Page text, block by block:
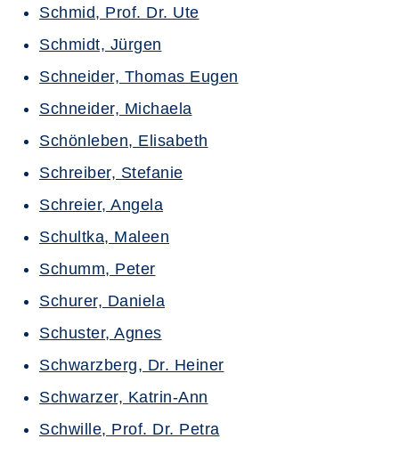
Schmid, Prof. Dr. Ute
Schmidt, Jürgen
Schneider, Thomas Eugen
Schneider, Michaela
Schönleben, Elisabeth
Schreiber, Stefanie
Schreier, Angela
Schultka, Maleen
Schumm, Peter
Schurer, Daniela
Schuster, Agnes
Schwarzberg, Dr. Heiner
Schwarzer, Katrin-Ann
Schwille, Prof. Dr. Petra